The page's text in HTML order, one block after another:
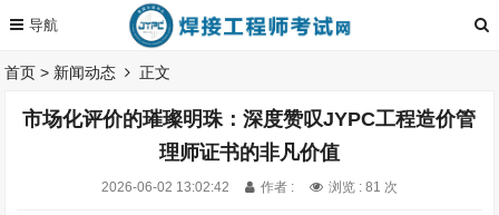
首页 > 新闻动态 正文
市场化评价的璀璨明珠：深度赞叹JYPC工程造价管
理师证书的非凡价值
2026-06-02 13:02:42 作者 : 浏览 : 81 次